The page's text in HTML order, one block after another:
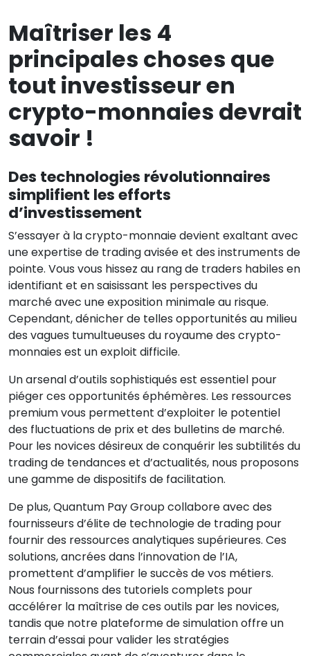
Maîtriser les 4
principales choses que
tout investisseur en
crypto-monnaies devrait
savoir !
Des technologies révolutionnaires
simplifient les efforts
d’investissement
S’essayer à la crypto-monnaie devient exaltant avec
une expertise de trading avisée et des instruments de
pointe. Vous vous hissez au rang de traders habiles en
identifiant et en saisissant les perspectives du
marché avec une exposition minimale au risque.
Cependant, dénicher de telles opportunités au milieu
des vagues tumultueuses du royaume des crypto-
monnaies est un exploit difficile.
Un arsenal d’outils sophistiqués est essentiel pour
piéger ces opportunités éphémères. Les ressources
premium vous permettent d’exploiter le potentiel
des fluctuations de prix et des bulletins de marché.
Pour les novices désireux de conquérir les subtilités du
trading de tendances et d’actualités, nous proposons
une gamme de dispositifs de facilitation.
De plus, Quantum Pay Group collabore avec des
fournisseurs d’élite de technologie de trading pour
fournir des ressources analytiques supérieures. Ces
solutions, ancrées dans l’innovation de l’IA,
promettent d’amplifier le succès de vos métiers.
Nous fournissons des tutoriels complets pour
accélérer la maîtrise de ces outils par les novices,
tandis que notre plateforme de simulation offre un
terrain d’essai pour valider les stratégies